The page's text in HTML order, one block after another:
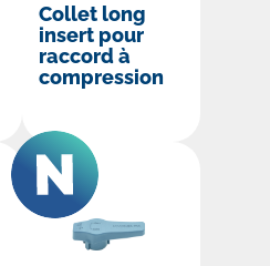
Collet long
insert pour
raccord à
compression